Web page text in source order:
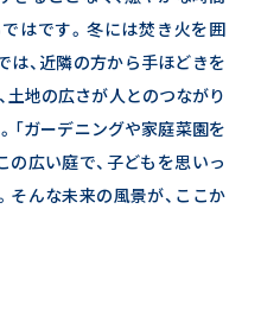
はです。 冬には焚き火を囲
は、近隣の方から手ほどきを
土地の広さが人とのつながり
「ガーデニングや家庭菜園を
の広い庭で、子どもを思いっ
そんな未来の風景が、ここか